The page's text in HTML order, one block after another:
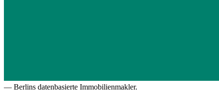
— Berlins datenbasierte Immobilienmakler.